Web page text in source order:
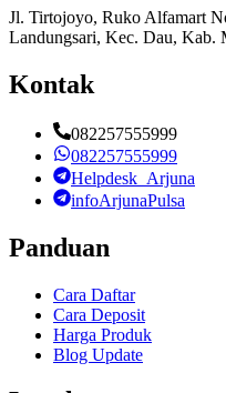
Jl. Tirtojoyo, Ruko Alfamart
Landungsari, Kec. Dau, Kab.
Kontak
082257555999
082257555999
Helpdesk_Arjuna
infoArjunaPulsa
Panduan
Cara Daftar
Cara Deposit
Harga Produk
Blog Update